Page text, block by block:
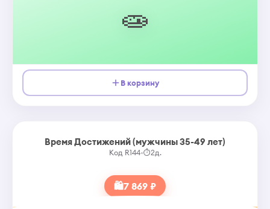
🧫
В корзину
Время Достижений (мужчины 35-49 лет)
Код R144•⏱2д.
🛍7 869 ₽